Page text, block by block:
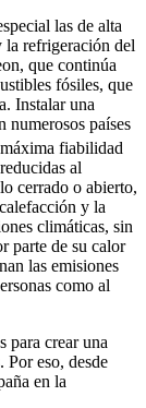
las de alta
la refrigeración del
que continúa
fósiles, que
Instalar una
numerosos países
fiabilidad
al
cerrado o abierto,
y la
climáticas, sin
parte de su calor
las emisiones
como al
para crear una
Por eso, desde
en la